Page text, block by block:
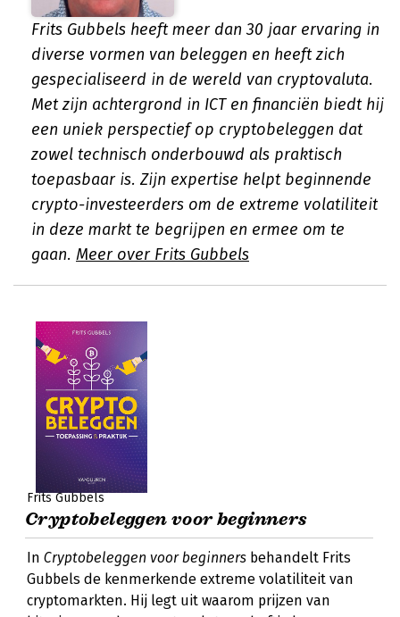
Frits Gubbels heeft meer dan 30 jaar ervaring in
diverse vormen van beleggen en heeft zich
gespecialiseerd in de wereld van cryptovaluta.
Met zijn achtergrond in ICT en financiën biedt hij
een uniek perspectief op cryptobeleggen dat
zowel technisch onderbouwd als praktisch
toepasbaar is. Zijn expertise helpt beginnende
crypto-investeerders om de extreme volatiliteit
in deze markt te begrijpen en ermee om te
gaan. Meer over Frits Gubbels
Frits Gubbels
Cryptobeleggen voor beginners
In Cryptobeleggen voor beginners behandelt Frits
Gubbels de kenmerkende extreme volatiliteit van
cryptomarkten. Hij legt uit waarom prijzen van